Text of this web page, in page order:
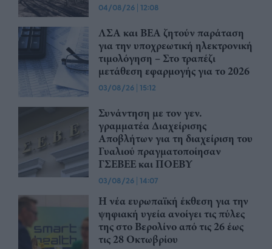
04/08/26 | 12:08
ΛΣΑ και ΒΕΑ ζητούν παράταση
για την υποχρεωτική ηλεκτρονική
τιμολόγηση – Στο τραπέζι
μετάθεση εφαρμογής για το 2026
03/08/26 | 15:12
Συνάντηση με τον γεν.
γραμματέα Διαχείρισης
Αποβλήτων για τη διαχείριση του
Γυαλιού πραγματοποίησαν
ΓΣΕΒΕΕ και ΠΟΕΒΥ
03/08/26 | 14:07
Η νέα ευρωπαϊκή έκθεση για την
ψηφιακή υγεία ανοίγει τις πύλες
της στο Βερολίνο από τις 26 έως
τις 28 Οκτωβρίου